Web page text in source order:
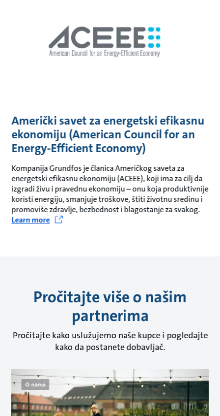
Američki savet za energetski efikasnu
ekonomiju (American Council for an
Energy-Efficient Economy)
Kompanija Grundfos je članica Američkog saveta za
energetski efikasnu ekonomiju (ACEEE), koji ima za cilj da
izgradi živu i pravednu ekonomiju – onu koja produktivnije
koristi energiju, smanjuje troškove, štiti životnu sredinu i
promoviše zdravlje, bezbednost i blagostanje za svakog.
Learn more
Pročitajte više o našim
partnerima
Pročitajte kako uslužujemo naše kupce i pogledajte
kako da postanete dobavljač.
O nama